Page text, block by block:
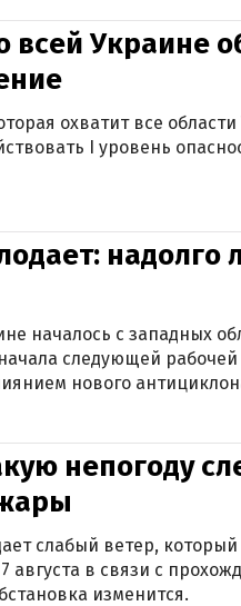
всей Украине
охватит все
I уровень
надолго
началось с западных
следующей рабочей
нового
непогоду
слабый ветер,
августа в связи с
изменится.